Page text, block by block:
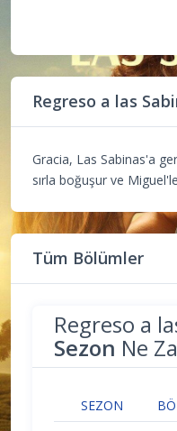
Regreso a las
Gracia, Las Sabinas'a
sırla boğuşur ve
Tüm Bölümler
Regreso a
Sezon Ne
SEZON